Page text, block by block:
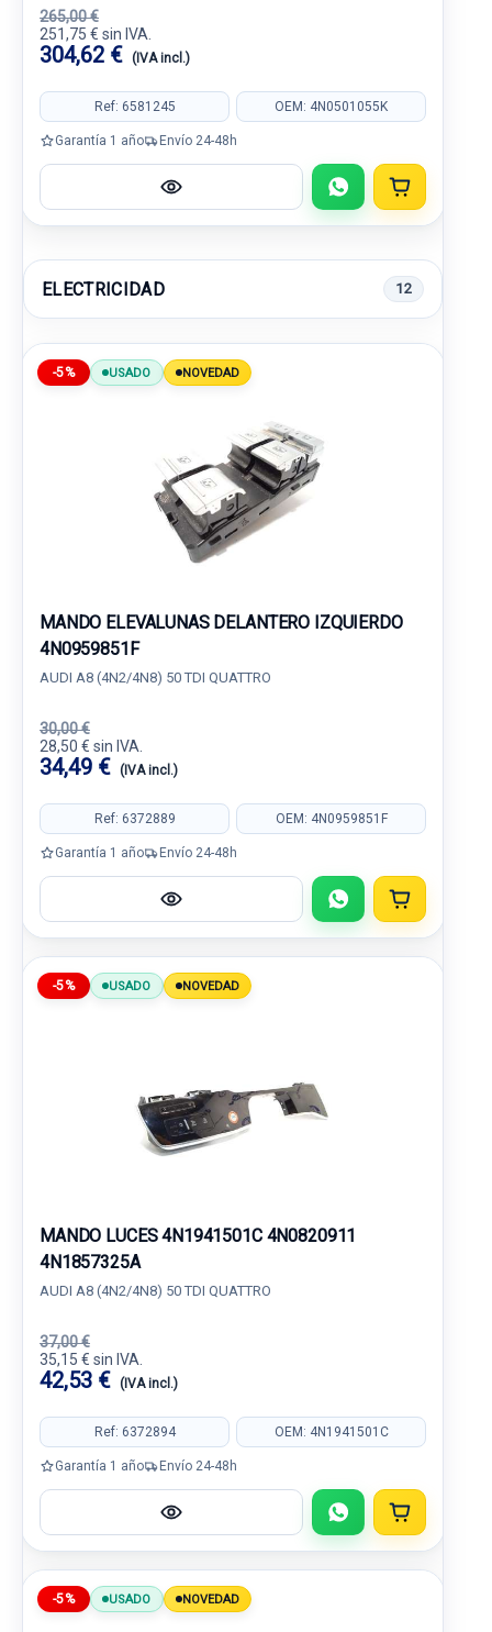
265,00 €
251,75 € sin IVA.
304,62 € (IVA incl.)
Ref: 6581245 OEM: 4N0501055K
Garantía 1 año Envío 24-48h
ELECTRICIDAD 12
-5% USADO NOVEDAD
MANDO ELEVALUNAS DELANTERO IZQUIERDO
4N0959851F
AUDI A8 (4N2/4N8) 50 TDI QUATTRO
30,00 €
28,50 € sin IVA.
34,49 € (IVA incl.)
Ref: 6372889 OEM: 4N0959851F
Garantía 1 año Envío 24-48h
-5% USADO NOVEDAD
MANDO LUCES 4N1941501C 4N0820911
4N1857325A
AUDI A8 (4N2/4N8) 50 TDI QUATTRO
37,00 €
35,15 € sin IVA.
42,53 € (IVA incl.)
Ref: 6372894 OEM: 4N1941501C
Garantía 1 año Envío 24-48h
-5% USADO NOVEDAD